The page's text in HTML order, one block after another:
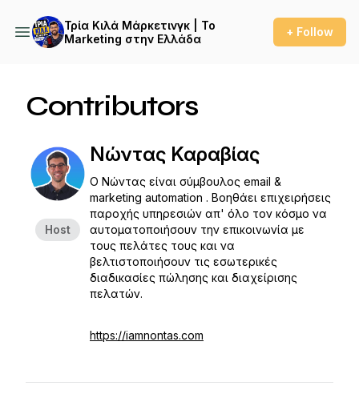
Τρία Κιλά Μάρκετινγκ | Το
Marketing στην Ελλάδα
+ Follow
Contributors
Host
Νώντας Καραβίας
Ο Νώντας είναι σύμβουλος email &
marketing automation . Βοηθάει επιχειρήσεις
παροχής υπηρεσιών απ' όλο τον κόσμο να
αυτοματοποιήσουν την επικοινωνία με
τους πελάτες τους και να
βελτιστοποιήσουν τις εσωτερικές
διαδικασίες πώλησης και διαχείρισης
πελατών.
https://iamnontas.com